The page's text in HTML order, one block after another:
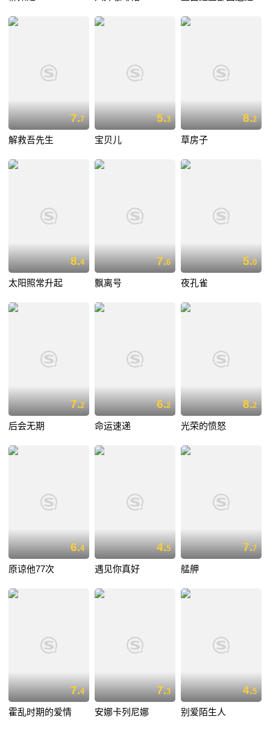
7.7
解救吾先生
5.3
宝贝儿
8.2
草房子
8.4
太阳照常升起
7.6
飘离号
5.0
夜孔雀
7.2
后会无期
6.2
命运速递
8.2
光荣的愤怒
6.4
原谅他77次
4.5
遇见你真好
7.7
艋舺
7.4
霍乱时期的爱情
7.3
安娜卡列尼娜
4.5
别爱陌生人